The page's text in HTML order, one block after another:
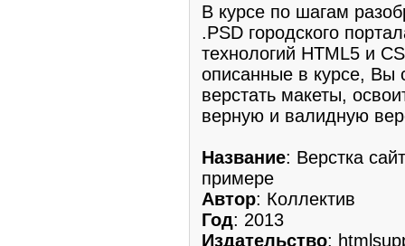
В курсе по шагам
.PSD городского
технологий HTML5 и
описанные в курсе, Вы
верстать макеты,
верную и валидную
Название: Верстка
примере
Автор: Коллектив
Год: 2013
Издательство: